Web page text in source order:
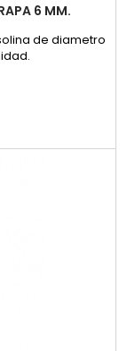
6 MM.
de diametro